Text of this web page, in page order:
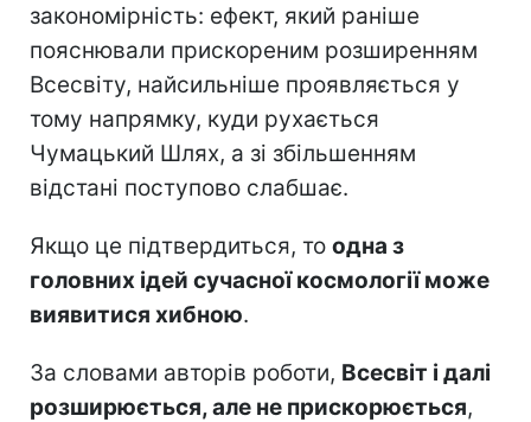
закономірність: ефект, який раніше
пояснювали прискореним розширенням
Всесвіту, найсильніше проявляється у
тому напрямку, куди рухається
Чумацький Шлях, а зі збільшенням
відстані поступово слабшає.
Якщо це підтвердиться, то одна з
головних ідей сучасної космології може
виявитися хибною.
За словами авторів роботи, Всесвіт і далі
розширюється, але не прискорюється,